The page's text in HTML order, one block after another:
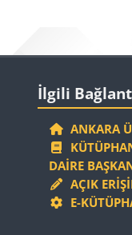
Bloklar
İlgili
ANKARA
DAIRE
AÇIK
E-